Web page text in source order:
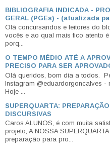
BIBLIOGRAFIA INDICADA -
GERAL (PGEs) - (atualizada
Olá concursandos e leitores do
vocês e ao qual mais fico atento
porq...
O TEMPO MÉDIO ATÉ A
PRECISO PARA SER
Olá queridos, bom dia a todos.
Instagram @eduardorgoncalves -
Hoje ...
SUPERQUARTA:
DISCURSIVAS
Caros ALUNOS, é com muita
projeto, A NOSSA
preparação para pro...